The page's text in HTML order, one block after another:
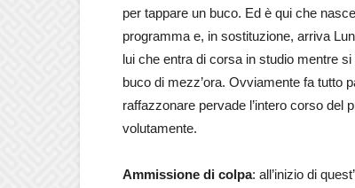
per tappare un buco. Ed è qui che
programma e, in sostituzione, arriva
lui che entra di corsa in studio mentre
buco di mezz’ora. Ovviamente fa tutto
raffazzonare pervade l’intero corso del
volutamente.
Ammissione di colpa: all’inizio di